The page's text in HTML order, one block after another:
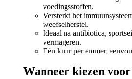
voedingsstoffen.
Versterkt het
weefselherstel.
Ideaal na antibiotica,
vermageren.
Eén kuur per emmer,
Wanneer kiezen